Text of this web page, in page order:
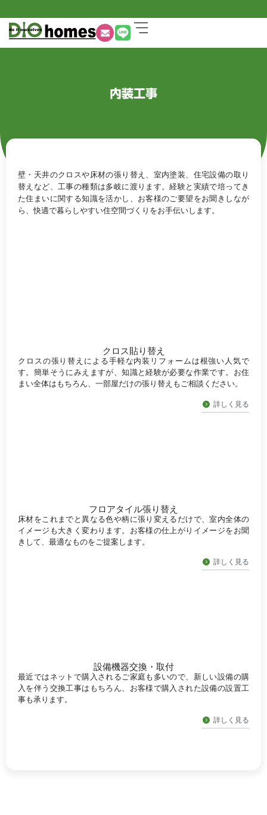
内装工事
壁・天井のクロスや床材の張り替え、室内塗装、住宅設備の取り
替えなど、工事の種類は多岐に渡ります。経験と実績で培ってき
た住まいに関する知識を活かし、お客様のご要望をお聞きしなが
ら、快適で暮らしやすい住空間づくりをお手伝いします。
クロス貼り替え
クロスの張り替えによる手軽な内装リフォームは根強い人気で
す。簡単そうにみえますが、知識と経験が必要な作業です。お住
まい全体はもちろん、一部屋だけの張り替えもご相談ください。
詳しく見る
フロアタイル張り替え
床材をこれまでと異なる色や柄に張り変えるだけで、室内全体の
イメージも大きく変わります。お客様の仕上がりイメージをお聞
きして、最適なものをご提案します。
詳しく見る
設備機器交換・取付
最近ではネットで購入されるご家庭も多いので、新しい設備の購
入を伴う交換工事はもちろん、お客様で購入された設備の設置工
事も承ります。
詳しく見る